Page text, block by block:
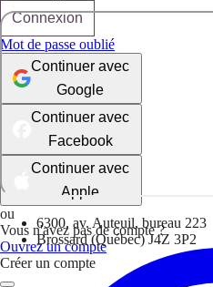
6300, av. Auteuil, bureau 223
Brossard (Québec) J4Z 3P2
Connexion
Mot de passe oublié
Continuer avec
Google
Continuer avec
Facebook
Continuer avec
Apple
ou
Vous n'avez pas de compte ?
Ouvrez un compte
Créer un compte